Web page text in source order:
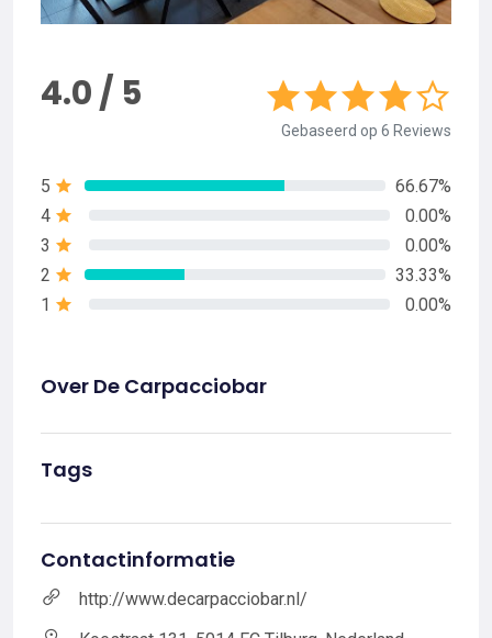
4.0 / 5
Gebaseerd op 6 Reviews
5
66.67%
4
0.00%
3
0.00%
2
33.33%
1
0.00%
Over De Carpacciobar
Tags
Contactinformatie
http://www.decarpacciobar.nl/